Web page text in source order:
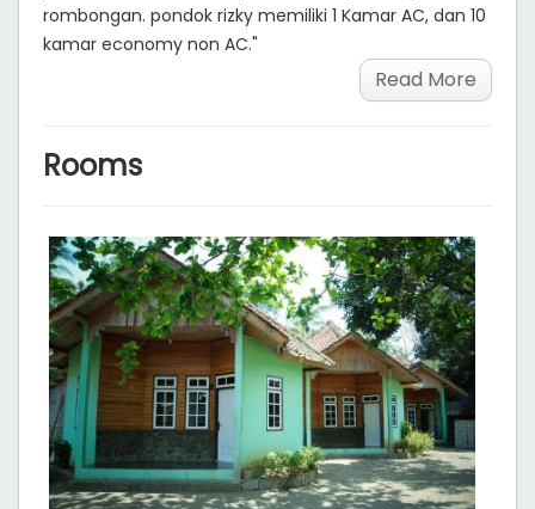
rombongan. pondok rizky memiliki 1 Kamar AC, dan 10
kamar economy non AC."
Read More
Rooms